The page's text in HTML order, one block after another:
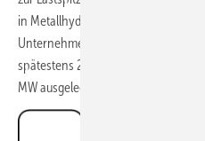
in Metallhydridspeichern, die
Unternehmen GRZ Technology
spätestens 2027 in Betrieb gehen.
MW ausgelegt.